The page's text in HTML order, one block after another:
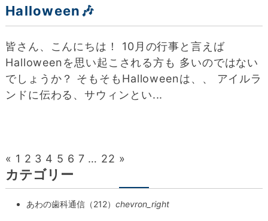
Halloween🎶
皆さん、こんにちは！ 10月の行事と言えば
Halloweenを思い起こされる方も 多いのではない
でしょうか？ そもそもHalloweenは、、 アイルラ
ンドに伝わる、サウィンとい...
« 1 2 3 4 5 6 7 … 22 »
カテゴリー
あわの歯科通信（212） chevron_right